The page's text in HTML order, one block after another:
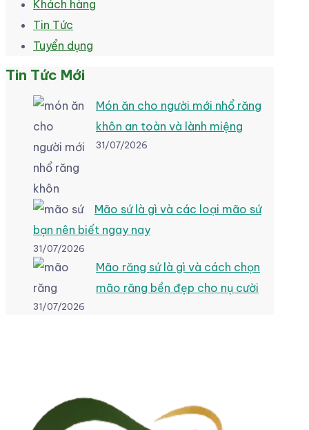
Khách hàng
Tin Tức
Tuyển dụng
Tin Tức Mới
Món ăn cho người mới nhổ răng
khôn an toàn và lành miệng
31/07/2026
Mão sứ là gì và các loại mão sứ
bạn nên biết ngay nay
31/07/2026
Mão răng sứ là gì và cách chọn
mão răng bền đẹp cho nụ cười
31/07/2026